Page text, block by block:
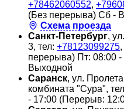
+78462060552,
(Без перерыва) Сб -
Схема проезда
Санкт-Петербург,
3, тел: +78123099275
перерыва) Пт: 08:00
Выходной
Саранск, ул.
комбината "Сура",
- 17:00 (Перерыв: